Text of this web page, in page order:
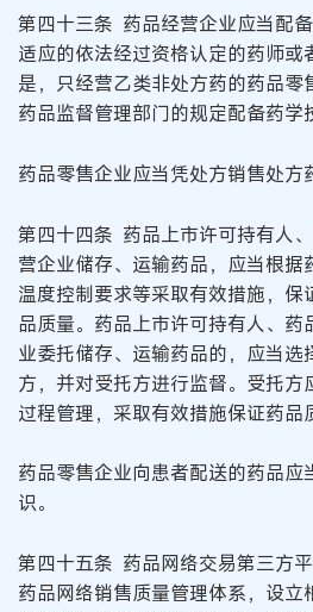
第四十三条 药品经营企业应当配
适应的依法经过资格认定的药师或
是，只经营乙类非处方药的药品
药品监督管理部门的规定配备药学
药品零售企业应当凭处方销售处方
第四十四条 药品上市许可持有人
营企业储存、运输药品，应当根据
温度控制要求等采取有效措施，保
品质量。药品上市许可持有人、
业委托储存、运输药品的，应当选
方，并对受托方进行监督。受托方
过程管理，采取有效措施保证药品
药品零售企业向患者配送的药品应
识。
第四十五条 药品网络交易第三方
药品网络销售质量管理体系，设立